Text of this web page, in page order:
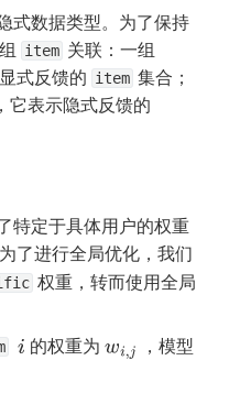
式数据类型。为了保持
item 关联：一组
式反馈的 item 集合；
特定于具体用户的权重
了进行全局优化，我们
权重，转而使用全局
i 的权重为 wi,j
，模型